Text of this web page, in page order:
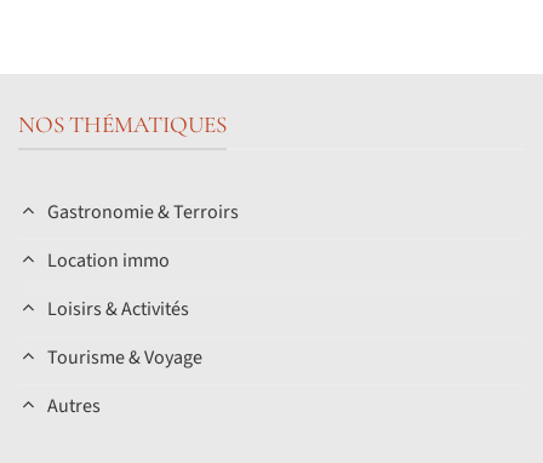
NOS THÉMATIQUES
Gastronomie & Terroirs
Location immo
Loisirs & Activités
Tourisme & Voyage
Autres